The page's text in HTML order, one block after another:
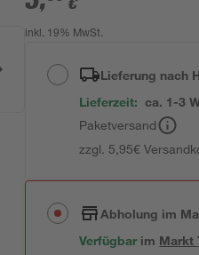
€
inkl. 19% MwSt.
Lieferung nach
Lieferzeit: ca. 1-3
Paketversand
zzgl. 5,95€
Abholung im
Verfügbar im Markt